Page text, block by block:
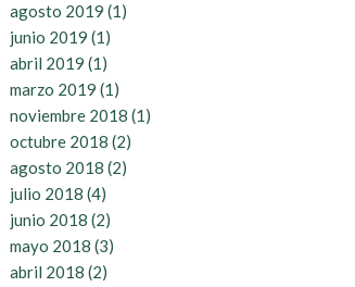
agosto 2019 (1)
junio 2019 (1)
abril 2019 (1)
marzo 2019 (1)
noviembre 2018 (1)
octubre 2018 (2)
agosto 2018 (2)
julio 2018 (4)
junio 2018 (2)
mayo 2018 (3)
abril 2018 (2)